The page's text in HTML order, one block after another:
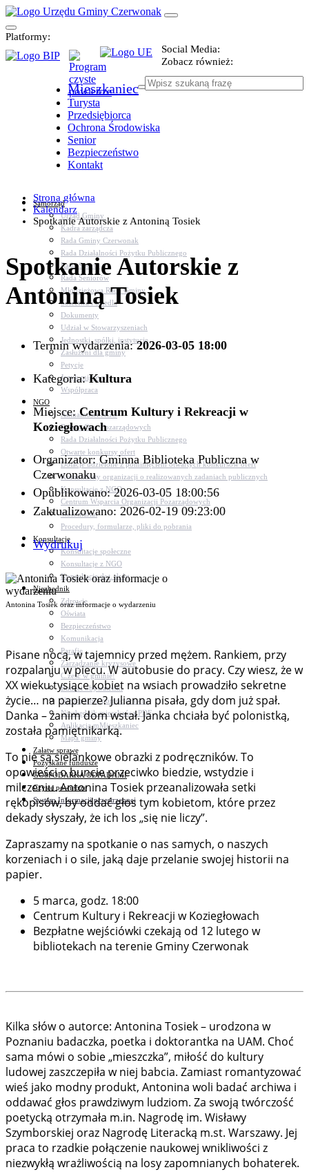
Platformy:
Social Media:
Zobacz również:
Mieszkaniec
Turysta
Przedsiębiorca
Ochrona Środowiska
Senior
Bezpieczeństwo
Kontakt
Samorząd
Urząd Gminy
Kadra zarządcza
Rada Gminy Czerwonak
Rada Działalności Pożytku Publicznego
Rada Sportu
Rada Seniorów
Młodzieżowa Rada Gminy
Sołectwa i osiedla
Dokumenty
Udział w Stowarzyszeniach
Jednostki, spółki, instytucje
Zasłużeni dla gminy
Petycje
Język migowy
Współpraca
NGO
Aktualności NGO
Rejestr Org. Pozarządowych
Rada Działalności Pożytku Publicznego
Otwarte konkursy ofert
Dotacje udzielone z pominięciem otwartych konkursów ofert
Komunikaty organizacji o realizowanych zadaniach publicznych
Konsultacje z NGO
Centrum Wsparcia Organizacji Pozarządowych
Wolontariat
Procedury, formularze, pliki do pobrania
Konsultacje
Konsultacje społeczne
Konsultacje z NGO
Konsultacje dot. dróg
Niezbędnik
Zdrowie
Oświata
Bezpieczeństwo
Komunikacja
Parafie
Zarządzanie kryzysowe
C.ześć w gminie!
Budżet obywatelski
Nieodpłatna pomoc prawna
Niezbędnik mieszkańca PDF
Aplikacja mMieszkaniec
Mapa gminy
Załatw sprawę
Pozyskane fundusze
GOSPODARKA ODPADAMI
Czyste powietrze
System Informacji przestrzennej
Strona główna
Kalendarz
Spotkanie Autorskie z Antoniną Tosiek
Spotkanie Autorskie z
Antoniną Tosiek
Termin wydarzenia:2026-03-05 18:00
Kategoria:Kultura
Miejsce:Centrum Kultury i Rekreacji w
Koziegłowach
Organizator: Gminna Biblioteka Publiczna w
Czerwonaku
Opublikowano: 2026-03-05 18:00:56
Zaktualizowano: 2026-02-19 09:23:00
Wydrukuj
Antonina Tosiek oraz informacje o wydarzeniu
Pisane nocą, w tajemnicy przed mężem. Rankiem, przy
rozpalaniu w piecu. W autobusie do pracy. Czy wiesz, że w
XX wieku tysiące kobiet na wsiach prowadziło sekretne
życie… na papierze? Julianna pisała, gdy dom już spał.
Danka – zanim dom wstał. Janka chciała być polonistką,
została pamiętnikarką.
To nie są sielankowe obrazki z podręczników. To
opowieści o buncie przeciwko biedzie, wstydzie i
milczeniu. Antonina Tosiek przeanalizowała setki
rękopisów, by oddać głos tym kobietom, które przez
dekady słyszały, że ich los „się nie liczy”.
Zapraszamy na spotkanie o nas samych, o naszych
korzeniach i o sile, jaką daje przelanie swojej historii na
papier.
5 marca, godz. 18:00
Centrum Kultury i Rekreacji w Koziegłowach
Bezpłatne wejściówki czekają od 12 lutego w
bibliotekach na terenie Gminy Czerwonak
Kilka słów o autorce: Antonina Tosiek – urodzona w
Poznaniu badaczka, poetka i doktorantka na UAM. Choć
sama mówi o sobie „mieszczka”, miłość do kultury
ludowej zaszczepiła w niej babcia. Zamiast romantyzować
wieś jako modny produkt, Antonina woli badać archiwa i
oddawać głos prawdziwym ludziom. Za swoją twórczość
poetycką otrzymała m.in. Nagrodę im. Wisławy
Szymborskiej oraz Nagrodę Literacką m.st. Warszawy. Jej
praca to rzadkie połączenie naukowej wnikliwości z
niezwykłą wrażliwością na losy zapomnianych bohaterek.